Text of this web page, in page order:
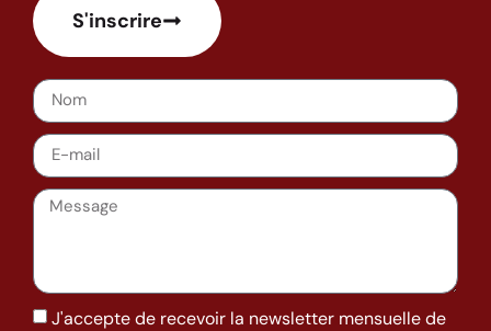
S'inscrire
J'accepte de recevoir la newsletter mensuelle de